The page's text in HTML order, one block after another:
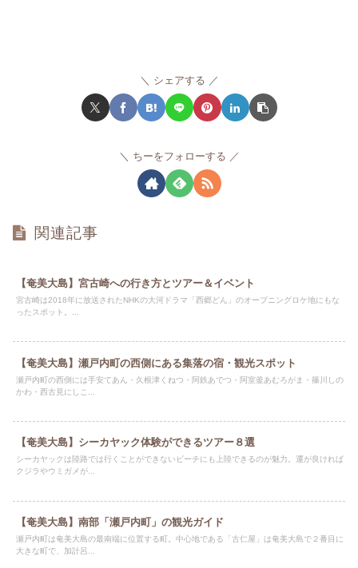
シェアする
ちーをフォローする
関連記事
【奄美大島】宮古崎への行き方とツアー＆イベント
宮古崎は2018年に放送されたNHKの大河ドラマ「西郷どん」のオープニングロケ地にもな
ったスポット。...
【奄美大島】瀬戸内町の西側にある集落の宿・観光スポット
瀬戸内町の西側には手安てあん・久根津くねつ・阿鉄あでつ・阿室釜あむろがま・篠川しの
かわ・西古見にしこ...
【奄美大島】シーカヤック体験ができるツアー８選
シーカヤックは陸路では行くことができないビーチにも上陸できるのが魅力。運が良ければ
クジラやウミガメが...
【奄美大島】南部「瀬戸内町」の観光ガイド
瀬戸内町は奄美大島の最南端に位置する町。中心地である「古仁屋」は奄美大島で２番目に
大きな町で、加計呂...